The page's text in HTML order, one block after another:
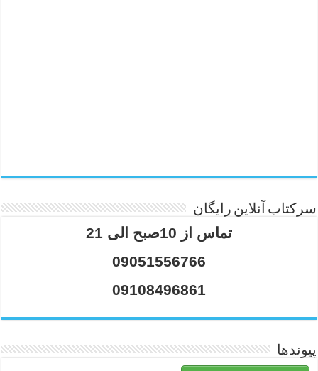
سرکتاب آنلاین رایگان
تماس از 10صبح الی 21
09051556766
09108496861
پیوندها